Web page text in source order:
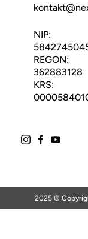
NIP:
REGON:
362883128
KRS: